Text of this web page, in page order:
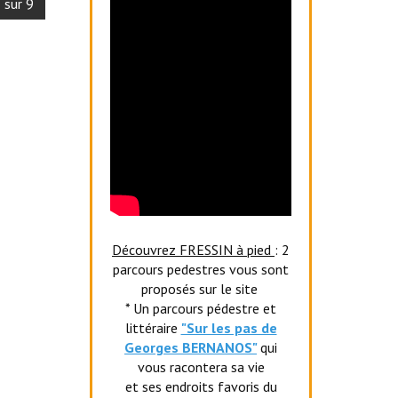
Découvrez FRESSIN à pied : 2
parcours pedestres vous sont
proposés sur le site
* Un parcours pédestre et
littéraire "Sur les pas de
Georges BERNANOS" qui
vous racontera sa vie
et ses endroits favoris du